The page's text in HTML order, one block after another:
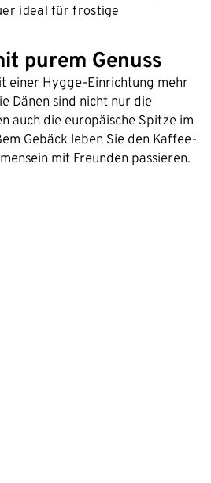
ideal für frostige
purem Genuss
einer Hygge-Einrichtung mehr
Dänen sind nicht nur die
auch die europäische Spitze im
Gebäck leben Sie den Kaffee-
mit Freunden passieren.